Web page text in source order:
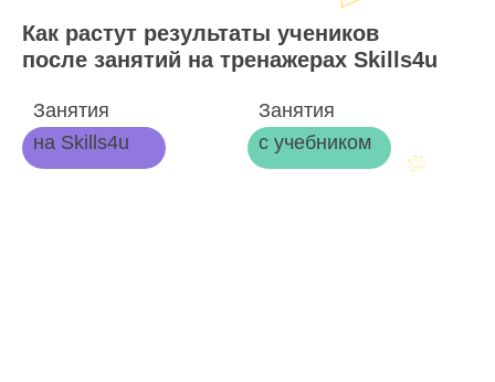
Как растут результаты учеников
после занятий на тренажерах Skills4u
Занятия
на Skills4u
Занятия
с учебником